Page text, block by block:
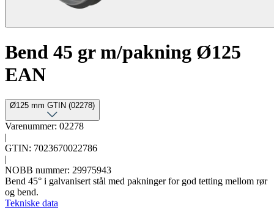
Bend 45 gr m/pakning Ø125
EAN
Ø125 mm GTIN (02278)
Varenummer: 02278
|
GTIN: 7023670022786
|
NOBB nummer: 29975943
Bend 45° i galvanisert stål med pakninger for god tetting mellom rør
og bend.
Tekniske data